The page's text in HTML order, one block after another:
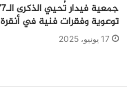
توعوية وفقرات فنية في أنقرة
17 يونيو، 2025